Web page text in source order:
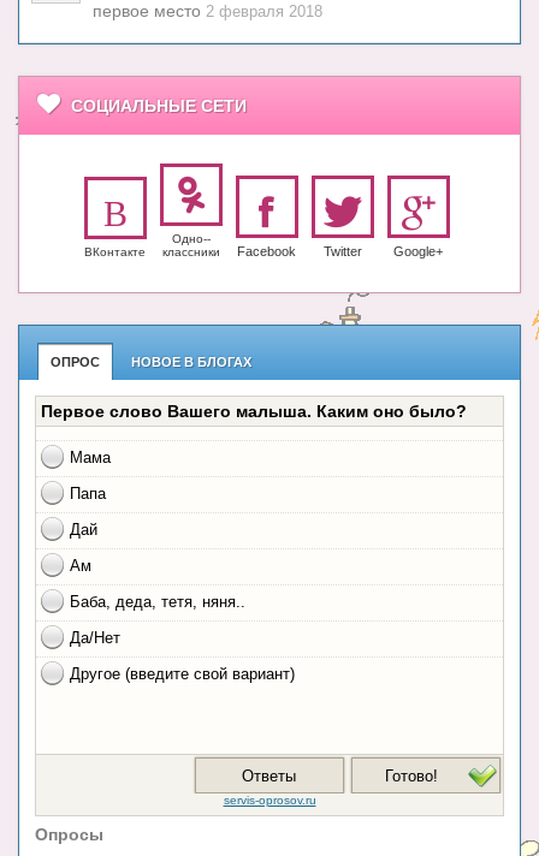
первое место 2 февраля 2018
СОЦИАЛЬНЫЕ СЕТИ
ВКонтакте
Одно-­
класс­ники
Facebook Twitter Google+
ОПРОС НОВОЕ В БЛОГАХ
Опросы